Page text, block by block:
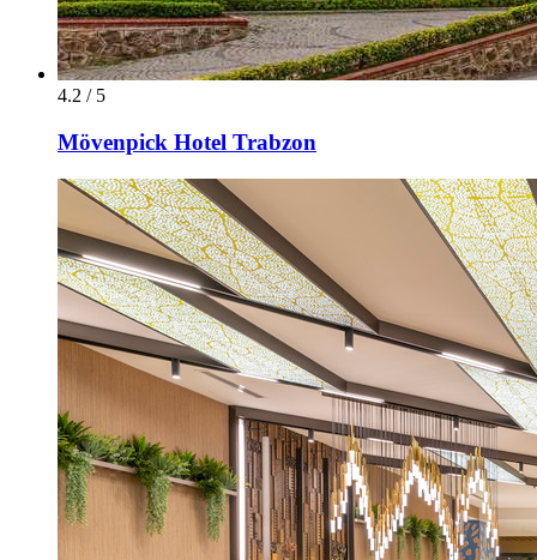
4.2 / 5
Mövenpick Hotel Trabzon